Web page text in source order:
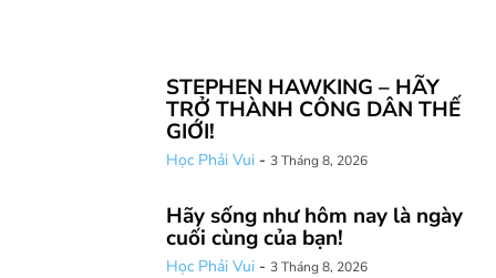
STEPHEN HAWKING – HÃY
TRỞ THÀNH CÔNG DÂN THẾ
GIỚI!
Học Phải Vui - 3 Tháng 8, 2026
Hãy sống như hôm nay là ngày
cuối cùng của bạn!
Học Phải Vui - 3 Tháng 8, 2026